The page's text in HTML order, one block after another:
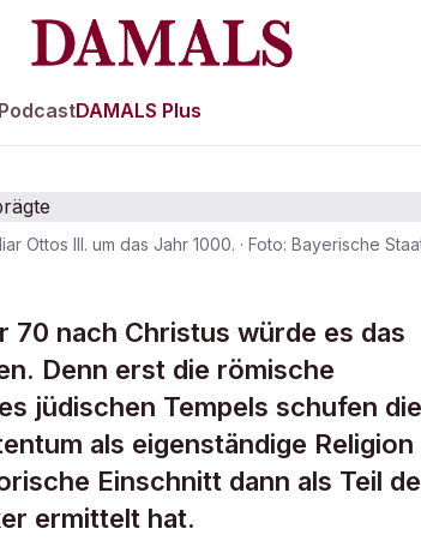
PodcastDAMALS Plus
Eroberung
Ottos III. um das Jahr 1000. · Foto: Bayerische
70 nach Christus würde es das
Denn erst die römische
jüdischen Tempels schufen die
als eigenständige Religion
Einschnitt dann als Teil
ermittelt hat.